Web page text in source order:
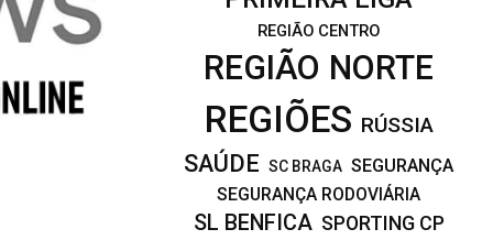
REGIÃO CENTRO
REGIÃO NORTE
REGIÕES RÚSSIA
SAÚDE SC BRAGA SEGURANÇA
SEGURANÇA RODOVIÁRIA
SL BENFICA SPORTING CP